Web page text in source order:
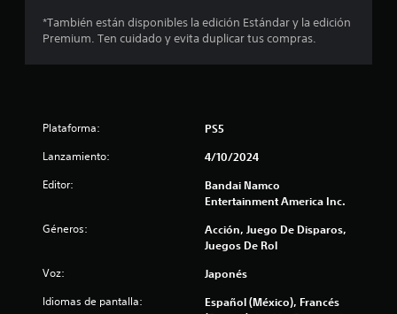
l
l
n
u
t
*También están disponibles la edición Estándar y la edición
Premium. Ten cuidado y evita duplicar tus compras.
Plataforma: PS5
Lanzamiento: 4/10/2024
Editor:
Bandai Namco
Entertainment America Inc.
Géneros:
Acción, Juego De Disparos,
Juegos De Rol
Voz: Japonés
Idiomas de pantalla:
Español (México), Francés